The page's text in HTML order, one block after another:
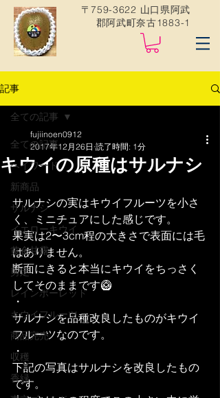
〒759-3622 山口県阿武
郡阿武町奈古1883-1
記事
全ての記事
ヘイワード
新商品
サルナシ
イエローキウイ
黄金甘露
剪定
レインボーレッド
キウイフルーツ
商品完売
収穫
香緑
全ての記事
キウイの原種はサルナシ
fujiinoen0912
2017年12月26日 読了時間: 1分
サルナシの実はキウイフルーツを小さ
く、ミニチュアにした感じです。
果実は2〜3cm程の大きさで表面には毛
はありません。
断面にきると本当にキウイをちっさく
してそのままです🥝
・
サルナシを品種改良したものがキウイ
フルーツなのです。
・
下記の写真はサルナシを改良したもの
です。